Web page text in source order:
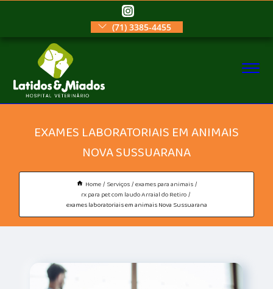
(71) 3385-4455
EXAMES LABORATORIAIS EM ANIMAIS
NOVA SUSSUARANA
Home Serviços exames para animais
rx para pet com laudo Arraial do Retiro
exames laboratoriais em animais Nova Sussuarana